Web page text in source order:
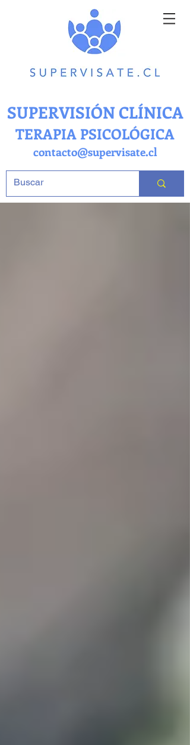
SUPERVISIÓN CLÍNICA
TERAPIA PSICOLÓGICA
contacto@supervisate.cl